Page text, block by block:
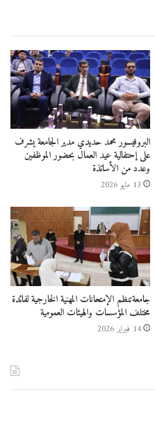
البروفيسور محمد حديدي مدير الجامعة يشرف
على إحتفالية عيد العمال بحضور الموظفين
وعدد من الأساتذة
13 مايو 2026
جامعةتنظم الإمتحانات المهنية الخارجية لفائدة
مختلف المؤسسات والهيئات العمومية
14 فبراير 2026